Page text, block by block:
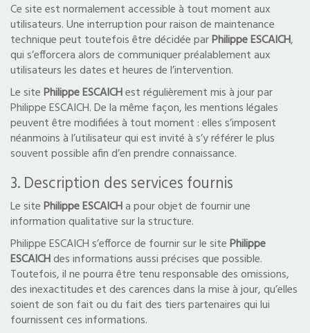
Ce site est normalement accessible à tout moment aux
utilisateurs. Une interruption pour raison de maintenance
technique peut toutefois être décidée parPhilippe ESCAICH,
qui s’efforcera alors de communiquer préalablement aux
utilisateurs les dates et heures de l’intervention.
Le sitePhilippe ESCAICHest régulièrement mis à jour par
Philippe ESCAICH. De la même façon, les mentions légales
peuvent être modifiées à tout moment : elles s’imposent
néanmoins à l’utilisateur qui est invité à s’y référer le plus
souvent possible afin d’en prendre connaissance.
3. Description des services fournis
Le sitePhilippe ESCAICHa pour objet de fournir une
information qualitative sur la structure.
Philippe ESCAICH s’efforce de fournir sur le sitePhilippe
ESCAICHdes informations aussi précises que possible.
Toutefois, il ne pourra être tenu responsable des omissions,
des inexactitudes et des carences dans la mise à jour, qu’elles
soient de son fait ou du fait des tiers partenaires qui lui
fournissent ces informations.